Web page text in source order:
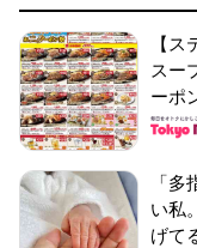
【
スー
ーポ
「
い私
げて